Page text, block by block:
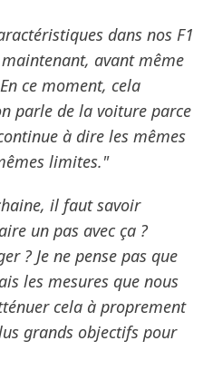
dans nos F1
avant même
ce moment, cela
parle de la voiture parce
à dire les mêmes
limites."
il faut savoir
un pas avec ça ?
? Je ne pense pas que
les mesures que nous
cela à proprement
grands objectifs pour